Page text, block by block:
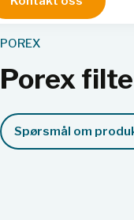
POREX
Porex
Spørsmål om